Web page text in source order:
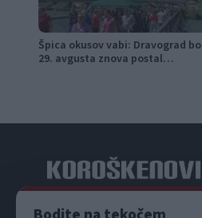
Špica okusov vabi: Dravograd bo
29. avgusta znova postal